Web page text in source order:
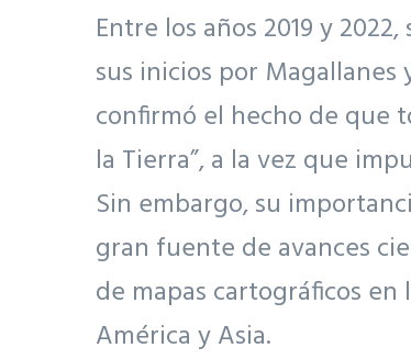
Entre los años 2019 y
sus inicios por
confirmó el hecho de que
la Tierra”, a la vez que
Sin embargo, su
gran fuente de avances
de mapas cartográficos
América y Asia.